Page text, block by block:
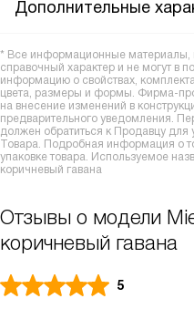
Дополнительные
* Все информационные материалы,
справочный характер и не могут в
информацию о свойствах,
цвета, размеры и формы. Фирма-
на внесение изменений в
предварительного уведомления.
должен обратиться к Продавцу для
Товара. Подробная информация о
упаковке товара. Используемое
коричневый гавана
Отзывы о модели
коричневый гавана
5